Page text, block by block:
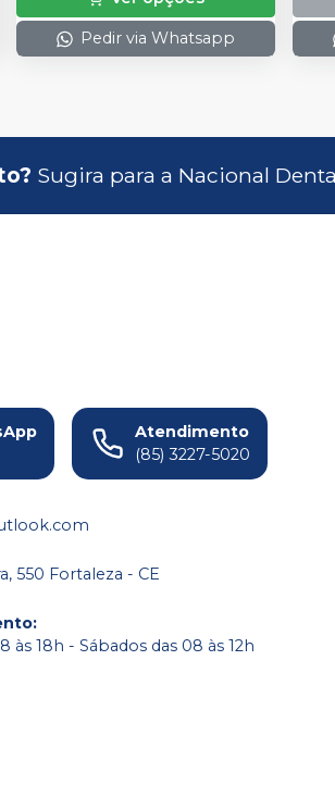
Pedir via Whatsapp
Sugira para a Nacional
Atendimento
(85) 3227-5020
550 Fortaleza - CE
:
às 18h - Sábados das 08 às 12h